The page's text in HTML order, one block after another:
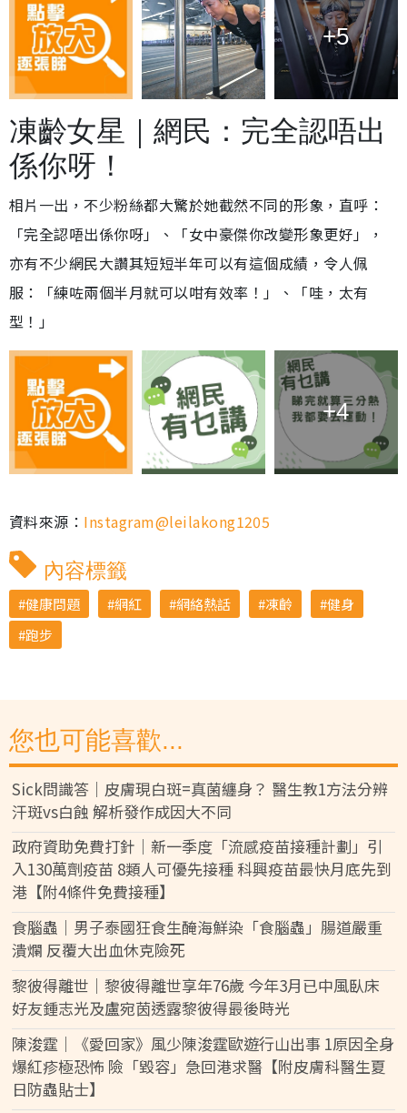
+5
凍齡女星｜網民：完全認唔出
係你呀！
相片一出，不少粉絲都大驚於她截然不同的形象，直呼：
「完全認唔出係你呀」、「女中豪傑你改變形象更好」，
亦有不少網民大讚其短短半年可以有這個成績，令人佩
服：「練咗兩個半月就可以咁有效率！」、「哇，太有
型！」
+4
資料來源： Instagram@leilakong1205
內容標籤
健康問題 網紅 網絡熱話 凍齡
健身
跑步
您也可能喜歡...
Sick問識答｜皮膚現白斑=真菌纏身？ 醫生教1方法分辨
汗斑vs白蝕 解析發作成因大不同
政府資助免費打針｜新一季度「流感疫苗接種計劃」引
入130萬劑疫苗 8類人可優先接種 科興疫苗最快月底先到
港【附4條件免費接種】
食腦蟲｜男子泰國狂食生醃海鮮染「食腦蟲」腸道嚴重
潰爛 反覆大出血休克險死
黎彼得離世｜黎彼得離世享年76歲 今年3月已中風臥床
好友鍾志光及盧宛茵透露黎彼得最後時光
陳浚霆｜《愛回家》風少陳浚霆歐遊行山出事 1原因全身
爆紅疹極恐怖 險「毀容」急回港求醫【附皮膚科醫生夏
日防蟲貼士】